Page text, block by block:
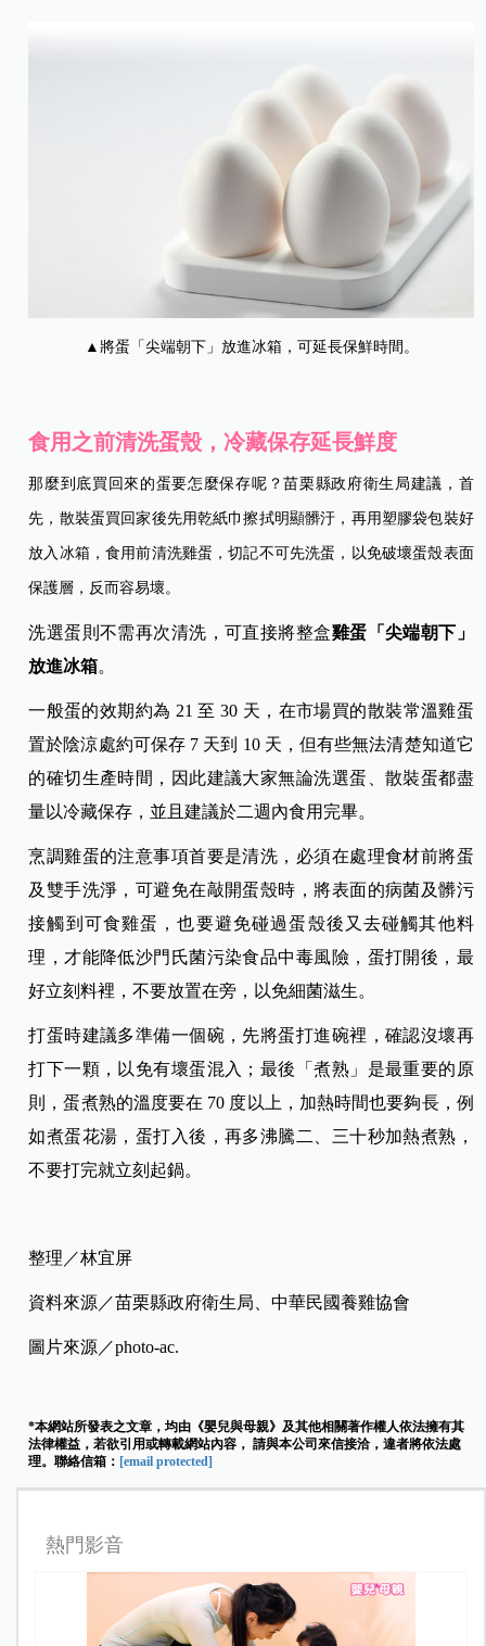
▲將蛋「尖端朝下」放進冰箱，可延長保鮮時間。
食用之前清洗蛋殼，冷藏保存延長鮮度
那麼到底買回來的蛋要怎麼保存呢？苗栗縣政府衛生局建議，首
先，散裝蛋買回家後先用乾紙巾擦拭明顯髒汙，再用塑膠袋包裝好
放入冰箱，食用前清洗雞蛋，切記不可先洗蛋，以免破壞蛋殼表面
保護層，反而容易壞。
洗選蛋則不需再次清洗，可直接將整盒雞蛋「尖端朝下」
放進冰箱。
一般蛋的效期約為 21 至 30 天，在市場買的散裝常溫雞蛋
置於陰涼處約可保存 7 天到 10 天，但有些無法清楚知道它
的確切生產時間，因此建議大家無論洗選蛋、散裝蛋都盡
量以冷藏保存，並且建議於二週內食用完畢。
烹調雞蛋的注意事項首要是清洗，必須在處理食材前將蛋
及雙手洗淨，可避免在敲開蛋殼時，將表面的病菌及髒污
接觸到可食雞蛋，也要避免碰過蛋殼後又去碰觸其他料
理，才能降低沙門氏菌污染食品中毒風險，蛋打開後，最
好立刻料裡，不要放置在旁，以免細菌滋生。
打蛋時建議多準備一個碗，先將蛋打進碗裡，確認沒壞再
打下一顆，以免有壞蛋混入；最後「煮熟」是最重要的原
則，蛋煮熟的溫度要在 70 度以上，加熱時間也要夠長，例
如煮蛋花湯，蛋打入後，再多沸騰二、三十秒加熱煮熟，
不要打完就立刻起鍋。
整理／林宜屏
資料來源／苗栗縣政府衛生局、中華民國養雞協會
圖片來源／photo-ac.
*本網站所發表之文章，均由《嬰兒與母親》及其他相關著作權人依法擁有其
法律權益，若欲引用或轉載網站內容， 請與本公司來信接洽，違者將依法處
理。聯絡信箱： [email protected]
熱門影音